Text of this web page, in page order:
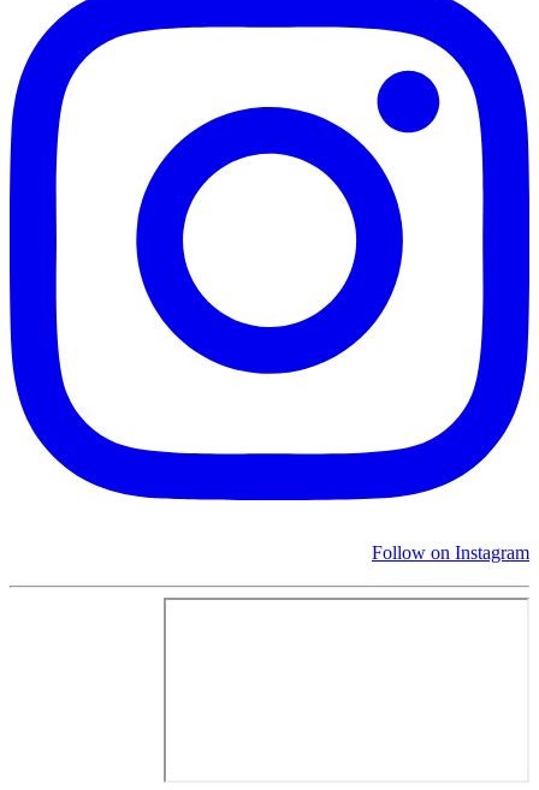
Follow on Instagram